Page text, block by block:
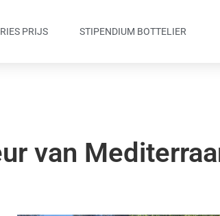
PRIJS STIPENDIUM BOTTELIER
van